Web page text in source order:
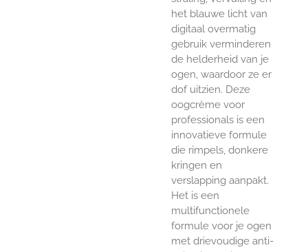
het blauwe licht van
digitaal overmatig
gebruik verminderen
de helderheid van je
ogen, waardoor ze er
dof uitzien. Deze
oogcrème voor
professionals is een
innovatieve formule
die rimpels, donkere
kringen en
verslapping aanpakt.
Het is een
multifunctionele
formule voor je ogen
met drievoudige anti-